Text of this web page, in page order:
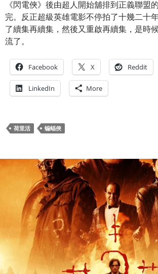
《閃電俠》後由超人開始舖排到正義聯盟
完。反正超級英雄電影不停拍了十幾二十
了續集再續集，然後又重啟再續集，是時
流了。
Facebook X Reddit
LinkedIn More
荷里活 蝙蝠俠